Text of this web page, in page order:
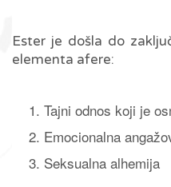
Ester je došla do
elementa afere:
Tajni odnos koji je
Emocionalna
Seksualna alhemija